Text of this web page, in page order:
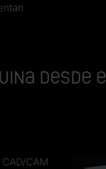
desde
CAM